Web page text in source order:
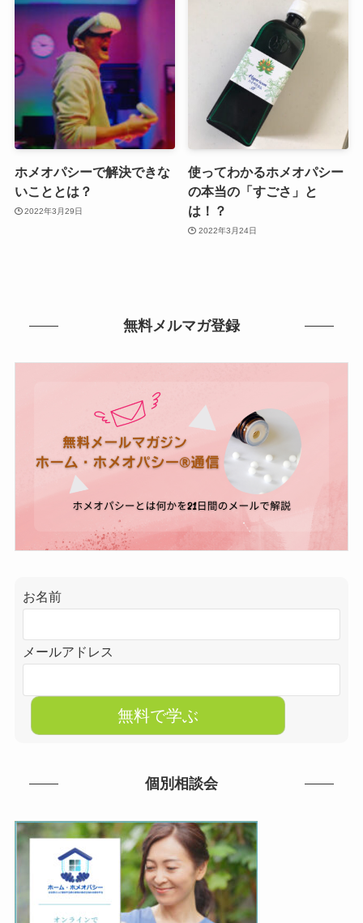
ホメオパシーで解決できな
いこととは？
2022年3月29日
使ってわかるホメオパシー
の本当の「すごさ」と
は！？
2022年3月24日
無料メルマガ登録
お名前
メールアドレス
個別相談会